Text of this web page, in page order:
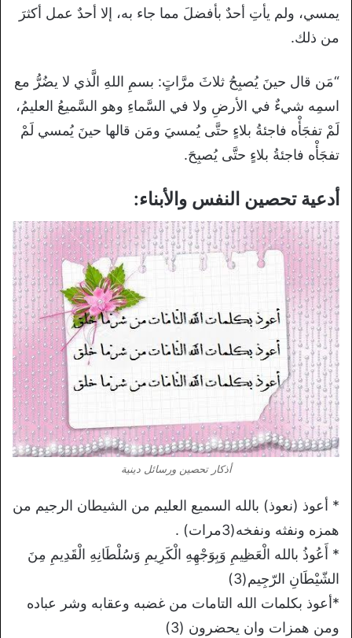
يمسي، ولم يأتِ أحدٌ بأفضلَ مما جاء به، إلا أحدٌ عمل أكثرَ
من ذلك.
“مَن قال حينَ يُصبِحُ ثلاثَ مرَّاتٍ: بسمِ اللهِ الَّذي لا يضُرُّ مع
اسمِه شيءٌ في الأرضِ ولا في السَّماءِ وهو السَّميعُ العليمُ،
لَمْ تفجَأْه فاجئةُ بلاءٍ حتَّى يُمسيَ ومَن قالها حينَ يُمسي لَمْ
تفجَأْه فاجئةُ بلاءٍ حتَّى يُصبِحَ.
أدعية تحصين النفس والأبناء:
أذكار تحصين ورسائل دينية
* أعوذ (نعوذ) بالله السميع العليم من الشيطان الرجيم من
همزه ونفثه ونفخه(3مرات) .
* أَعُوذُ بالله الْعَظِيمِ وَبِوَجْهِهِ الْكَرِيمِ وَسُلْطَانِهِ الْقَدِيمِ مِنَ
الشّيْطَانِ الرّجِيم(3)
*أعوذ بكلمات الله التامات من غضبه وعقابه وشر عباده
ومن همزات وان يحضرون (3)